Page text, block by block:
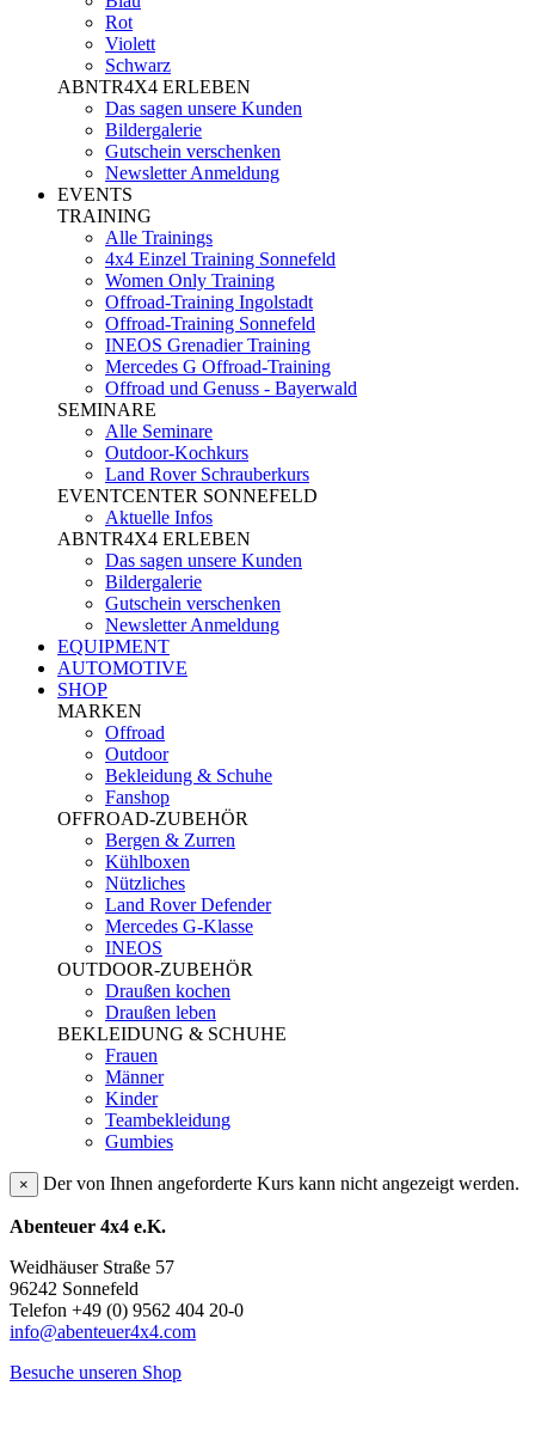
Rot
Violett
Schwarz
ABNTR4X4 ERLEBEN
Das sagen unsere Kunden
Bildergalerie
Gutschein verschenken
Newsletter Anmeldung
EVENTS
TRAINING
Alle Trainings
4x4 Einzel Training Sonnefeld
Women Only Training
Offroad-Training Ingolstadt
Offroad-Training Sonnefeld
INEOS Grenadier Training
Mercedes G Offroad-Training
Offroad und Genuss - Bayerwald
SEMINARE
Alle Seminare
Outdoor-Kochkurs
Land Rover Schrauberkurs
EVENTCENTER SONNEFELD
Aktuelle Infos
ABNTR4X4 ERLEBEN
Das sagen unsere Kunden
Bildergalerie
Gutschein verschenken
Newsletter Anmeldung
EQUIPMENT
AUTOMOTIVE
SHOP
MARKEN
Offroad
Outdoor
Bekleidung & Schuhe
Fanshop
OFFROAD-ZUBEHÖR
Bergen & Zurren
Kühlboxen
Nützliches
Land Rover Defender
Mercedes G-Klasse
INEOS
OUTDOOR-ZUBEHÖR
Draußen kochen
Draußen leben
BEKLEIDUNG & SCHUHE
Frauen
Männer
Kinder
Teambekleidung
Gumbies
× Der von Ihnen angeforderte Kurs kann nicht angezeigt werden.
Abenteuer 4x4 e.K.
Weidhäuser Straße 57
96242 Sonnefeld
Telefon +49 (0) 9562 404 20-0
info@abenteuer4x4.com
Besuche unseren Shop